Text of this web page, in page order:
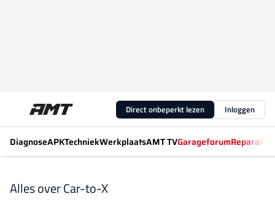
Direct onbeperkt lezen Inloggen
DiagnoseAPKTechniekWerkplaatsAMT TVGarageforum
Alles over Car-to-X